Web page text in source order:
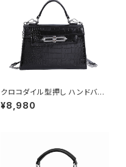
クロコダイル型押し ハンドバッ
グ ショルダーバッグ チェーン付
きバッグ レディース バッグ おし
¥8,980